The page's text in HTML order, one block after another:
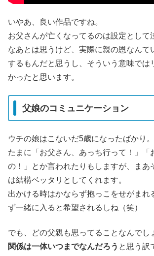
いやあ、良い作品ですね。
お父さんが亡くなってるのは設定として
なあとは思うけど、実際に親の恩なんて
するもんだと思うし、そういう意味では
かったと思います。
父娘のコミュニケーション
ウチの娘はこないだ5歳になったばかり。
たまに「お父さん、あっち行って！」「
の！」とか言われたりもしますが、まあ
は結構ベッタリとしてくれます。
出かける時はかならず抱っこをせがまれ
ず一緒に入ると希望されるしね（笑）
でも、どの父親も思ってることなんでし
関係は一体いつまでなんだろう と思う訳